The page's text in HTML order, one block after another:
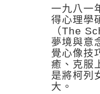
一九八一
得心理學
（The
夢境與意
覺心像技
癒、克服
是將柯列
大。